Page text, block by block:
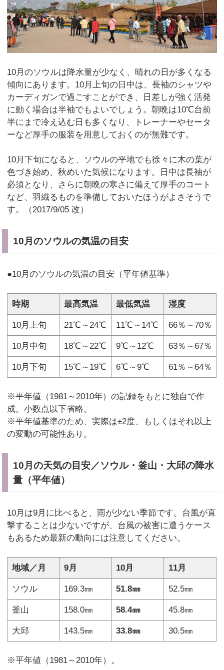
10月のソウルは降水量が少なく、晴れの日が多くなる
傾向にあります。10月上旬の日中は、長袖のシャツや
カーディガンで過ごすことができ、日差しが強く活発
に動く場合は半袖でもよいでしょう。朝晩は10℃台前
半にまで冷え込む日も多くなり、トレーナーやセータ
ーなど厚手の服装を用意しておくのが無難です。
10月下旬になると、ソウルの平地でも徐々に木の葉が
色づき始め、秋めいた気候になります。日中は長袖が
必須となり、さらに朝晩の寒さに備えて厚手のコート
など、羽織るものを準備しておいたほうがよさそうで
す。（2017/9/05 改）
10月のソウルの気温の目安
●10月のソウルの気温の目安（平年値基準）
時期 最高気温 最低気温 湿度
10月上旬 21℃～24℃ 11℃～14℃ 66％～70％
10月中旬 18℃～22℃ 9℃～12℃ 63％～67％
10月下旬 15℃～19℃ 6℃～9℃ 61％～64％
※平年値（1981～2010年）の記録をもとに独自で作
成。小数点以下省略。
※平年値基準のため、実際は±2度、もしくはそれ以上
の変動の可能性あり。
10月の天気の目安／ソウル・釜山・大邱の降水
量（平年値）
10月は9月に比べると、雨が少ない季節です。台風が直
撃することは少ないですが、台風の被害に遭うケース
もあるため最新の動向には注意してください。
地域／月 9月 10月 11月
ソウル 169.3㎜ 51.8㎜ 52.5㎜
釜山 158.0㎜ 58.4㎜ 45.8㎜
大邱 143.5㎜ 33.8㎜ 30.5㎜
※平年値（1981～2010年）。